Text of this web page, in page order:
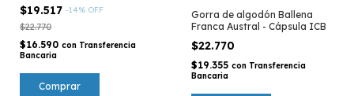
$19.517 -14% OFF
$22.770
$16.590 con Transferencia
Bancaria
Gorra de algodón Ballena
Franca Austral - Cápsula ICB
$22.770
$19.355 con Transferencia
Bancaria